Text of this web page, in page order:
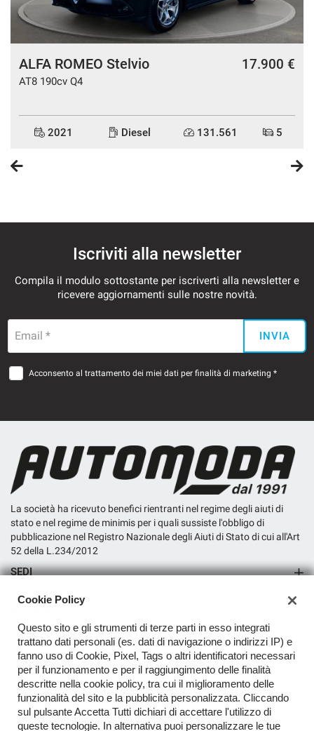
ALFA ROMEO Stelvio
AT8 190cv Q4
17.900 €
2021 Diesel 131.561 5
Iscriviti alla newsletter
Compila il modulo sottostante per iscriverti alla newsletter e
ricevere aggiornamenti sulle nostre novità.
Email * INVIA
Acconsento al trattamento dei miei dati per finalità di marketing *
La società ha ricevuto benefici rientranti nel regime degli aiuti di
stato e nel regime de minimis per i quali sussiste l'obbligo di
pubblicazione nel Registro Nazionale degli Aiuti di Stato di cui all'Art
52 della L.234/2012
SEDI
Contatti
TORNA IN CIMA
Cookie Policy
Questo sito e gli strumenti di terze parti in esso integrati
trattano dati personali (es. dati di navigazione o indirizzi IP) e
fanno uso di Cookie, Pixel, Tags o altri identificatori necessari
per il funzionamento e per il raggiungimento delle finalità
descritte nella cookie policy, tra cui il miglioramento delle
funzionalità del sito e la pubblicità personalizzata. Cliccando
sul pulsante Accetta Tutti dichiari di accettare l'utilizzo di
queste tecnologie. In alternativa puoi personalizzare le tue